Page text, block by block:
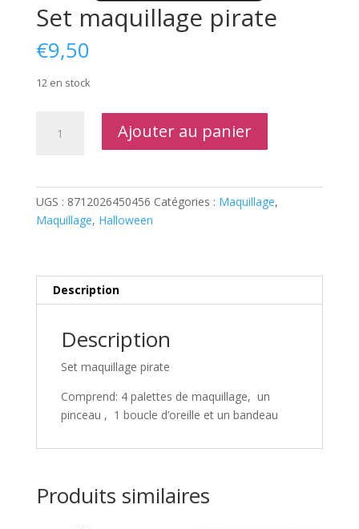
Set maquillage pirate
€9,50
12 en stock
Ajouter au panier
UGS : 8712026450456 Catégories : Maquillage,
Maquillage, Halloween
Description
Description
Set maquillage pirate
Comprend: 4 palettes de maquillage, un
pinceau , 1 boucle d’oreille et un bandeau
Produits similaires